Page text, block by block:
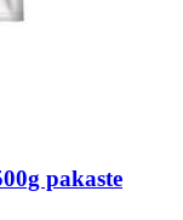
pakaste